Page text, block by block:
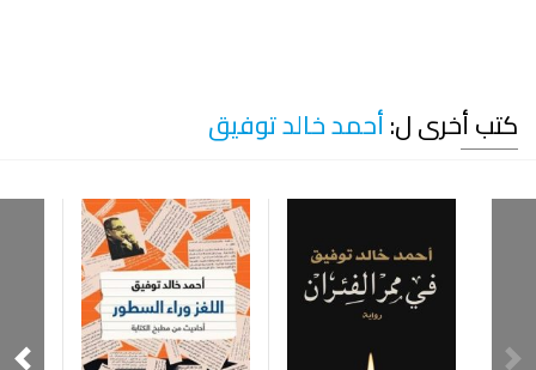
كتب أخرى ل:أحمد خالد توفيق